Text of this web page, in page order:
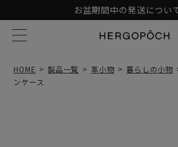
お盆期間中の発送につい
HOME 製品一覧 革小物 暮らしの小物
ンケース